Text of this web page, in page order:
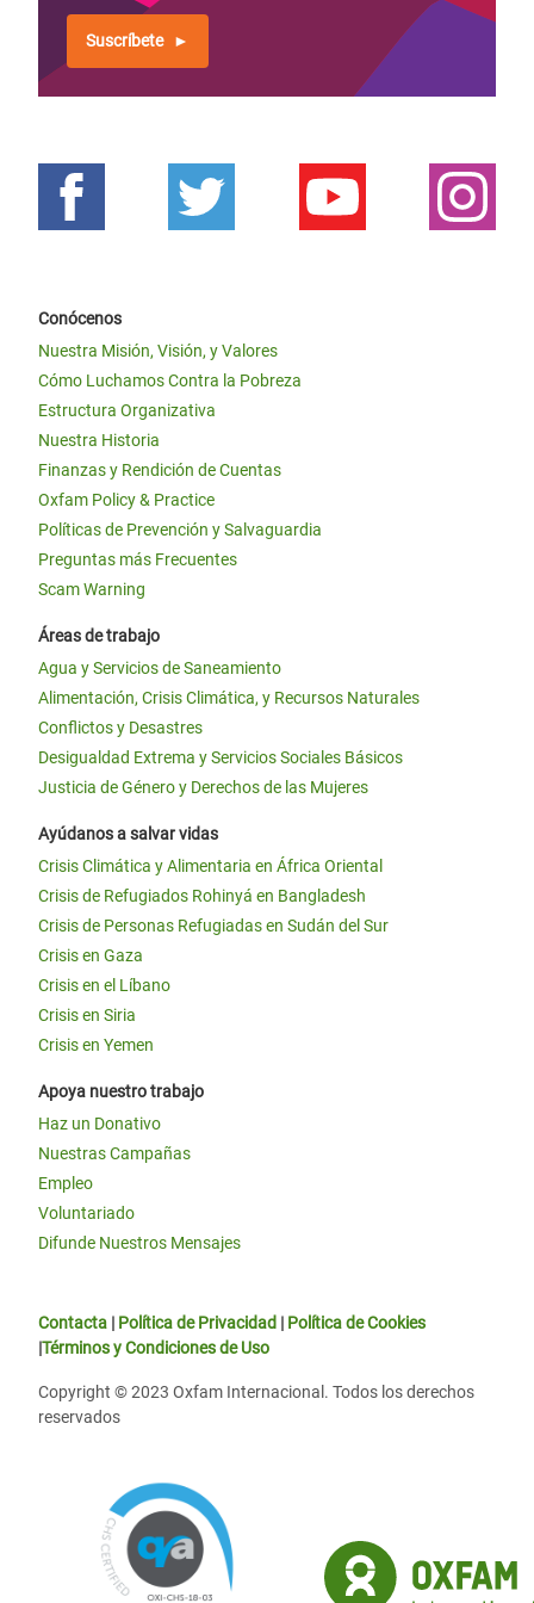
Suscríbete
Conócenos
Nuestra Misión, Visión, y Valores
Cómo Luchamos Contra la Pobreza
Estructura Organizativa
Nuestra Historia
Finanzas y Rendición de Cuentas
Oxfam Policy & Practice
Políticas de Prevención y Salvaguardia
Preguntas más Frecuentes
Scam Warning
Áreas de trabajo
Agua y Servicios de Saneamiento
Alimentación, Crisis Climática, y Recursos Naturales
Conflictos y Desastres
Desigualdad Extrema y Servicios Sociales Básicos
Justicia de Género y Derechos de las Mujeres
Ayúdanos a salvar vidas
Crisis Climática y Alimentaria en África Oriental
Crisis de Refugiados Rohinyá en Bangladesh
Crisis de Personas Refugiadas en Sudán del Sur
Crisis en Gaza
Crisis en el Líbano
Crisis en Siria
Crisis en Yemen
Apoya nuestro trabajo
Haz un Donativo
Nuestras Campañas
Empleo
Voluntariado
Difunde Nuestros Mensajes
Contacta | Política de Privacidad | Política de Cookies
|Términos y Condiciones de Uso
Copyright © 2023 Oxfam Internacional. Todos los derechos
reservados